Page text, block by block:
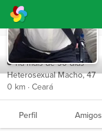
Carloswn
há mais de 90 dias
Heterosexual Macho, 47
0 km · Ceará
Perfil Amigos